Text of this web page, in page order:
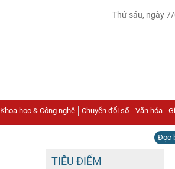
Thứ sáu, ngày
Khoa học & Công nghệ Chuyển đổi số Văn hóa -
Đọc
TIÊU ĐIỂM